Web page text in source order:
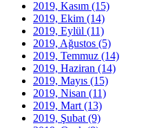
2019, Kasım (15)
2019, Ekim (14)
2019, Eylül (11)
2019, Ağustos (5)
2019, Temmuz (14)
2019, Haziran (14)
2019, Mayıs (15)
2019, Nisan (11)
2019, Mart (13)
2019, Şubat (9)